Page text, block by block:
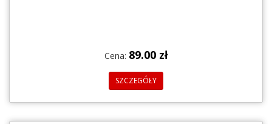
Cena: 89.00 zł
SZCZEGÓŁY